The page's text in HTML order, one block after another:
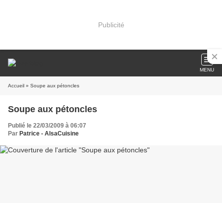
Publicité
MENU
Accueil » Soupe aux pétoncles
Soupe aux pétoncles
Publié le 22/03/2009 à 06:07
Par Patrice - AlsaCuisine